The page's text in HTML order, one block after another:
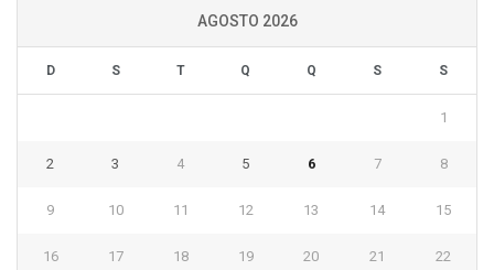
AGOSTO 2026
D S T Q Q S S
1
2 3 4 5 6 7 8
9 10 11 12 13 14 15
16 17 18 19 20 21 22